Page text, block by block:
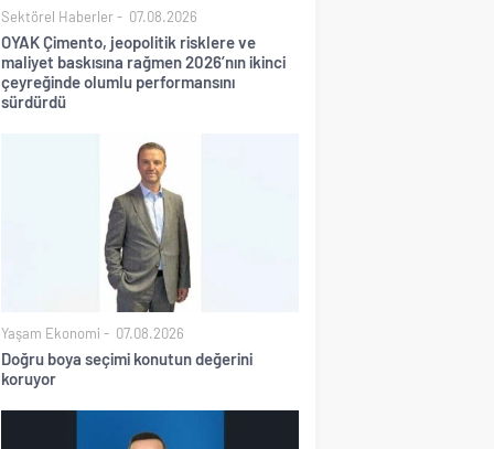
Sektörel Haberler 07.08.2026
OYAK Çimento, jeopolitik risklere ve
maliyet baskısına rağmen 2026’nın ikinci
çeyreğinde olumlu performansını
sürdürdü
Yaşam Ekonomi 07.08.2026
Doğru boya seçimi konutun değerini
koruyor